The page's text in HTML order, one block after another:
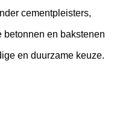
cementpleisters,
en bakstenen
en duurzame keuze.